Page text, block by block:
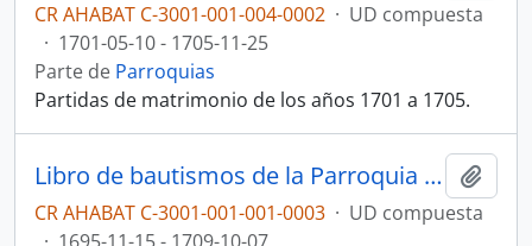
CR AHABAT C-3001-001-004-0002 · UD compuesta
· 1701-05-10 - 1705-11-25
Parte de Parroquias
Partidas de matrimonio de los años 1701 a 1705.
Libro de bautismos de la Parroquia Nuestra Señora del Carmen, Cartago, n° 3 (1695-1709)
CR AHABAT C-3001-001-001-0003 · UD compuesta